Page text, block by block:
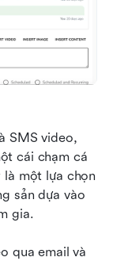
SMS video,
cái chạm cá
một lựa chọn
sản dựa vào
gia.
qua email và